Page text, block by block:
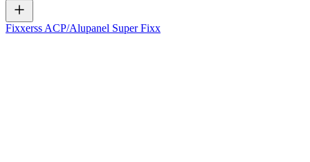
Fixxerss ACP/Alupanel Super Fixx